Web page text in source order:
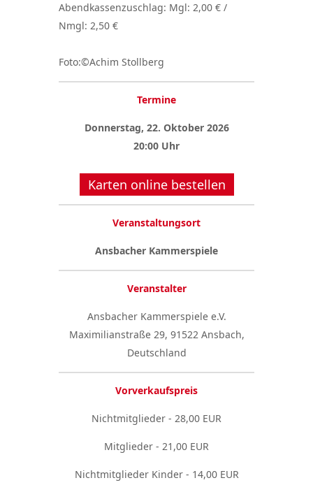
Abendkassenzuschlag: Mgl: 2,00 € /
Nmgl: 2,50 €
Foto:©Achim Stollberg
Termine
Donnerstag, 22. Oktober 2026
20:00 Uhr
Karten online bestellen
Veranstaltungsort
Ansbacher Kammerspiele
Veranstalter
Ansbacher Kammerspiele e.V.
Maximilianstraße 29, 91522 Ansbach,
Deutschland
Vorverkaufspreis
Nichtmitglieder - 28,00 EUR
Mitglieder - 21,00 EUR
Nichtmitglieder Kinder - 14,00 EUR